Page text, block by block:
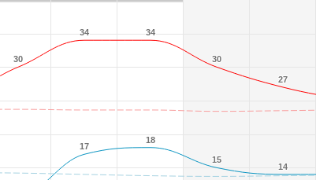
30
30
34
34 34
34
30
30
27
27
17
17
18
18
15
15
14
14